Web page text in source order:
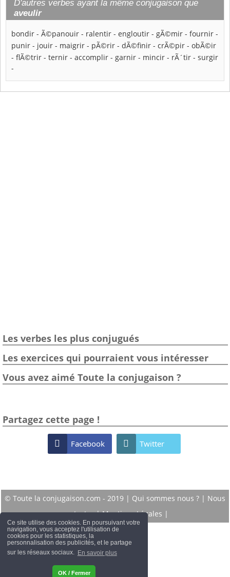
Ce site utilise des cookies. En poursuivant votre
navigation, vous acceptez l'utilisation de
cookies pour les statistiques, la
personnalisation des publicités, et le partage
sur les réseaux sociaux. En savoir plus
OK / Fermer
D'autres verbes ayant la même conjugaison que
aveulir
bondir - Ã©panouir - ralentir - engloutir - gÃ©mir - fournir -
punir - jouir - maigrir - pÃ©rir - dÃ©finir - crÃ©pir - obÃ©ir
- flÃ©trir - ternir - accomplir - garnir - mincir - rÃ´tir - surgir
-
Les verbes les plus conjugués
Les exercices qui pourraient vous intéresser
Vous avez aimé Toute la conjugaison ?
Partagez cette page !
 Facebook  Twitter
© Toute la conjugaison.com - 2019 | Qui sommes nous ? | Nous
contacter|Mentions Légales |